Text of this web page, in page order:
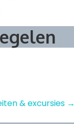
& excursies →